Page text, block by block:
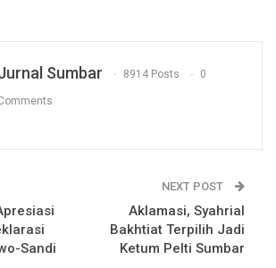
Sumbar 8914 Posts 0
Sandi
NEXT POST
Aklamasi, Syahrial
Bakhtiat Terpilih Jadi
Ketum Pelti Sumbar